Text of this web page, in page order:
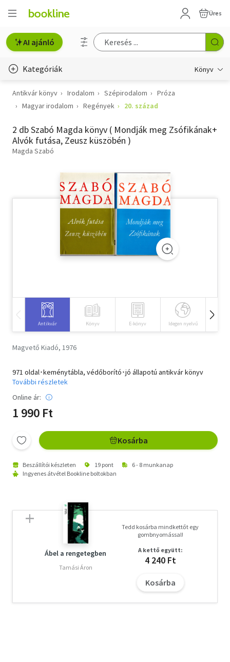
Üres
AI ajánló
Kategóriák Könyv
Életmód, egészség
Gyermek- és ifjúsági
Természettudomány
Antikvár könyv Irodalom Szépirodalom
Próza
Magyar irodalom
Regények 20. század
2 db Szabó Magda könyv ( Mondják meg Zsófikának+
Alvók futása, Zeusz küszöbén )
Magda Szabó
Antikvár Könyv E-könyv Idegen nyelvű
Magvető Kiadó, 1976
971 oldal･keménytábla, védőborító･jó állapotú antikvár könyv
További részletek
Online ár:
1 990 Ft
Kosárba
Beszállítói készleten 19 pont
6 - 8 munkanap
Ingyenes átvétel Bookline boltokban
Ábel a rengetegben
Tamási Áron
Tedd kosárba mindkettőt egy
gombnyomással!
A kettő együtt:
4 240 Ft
Kosárba